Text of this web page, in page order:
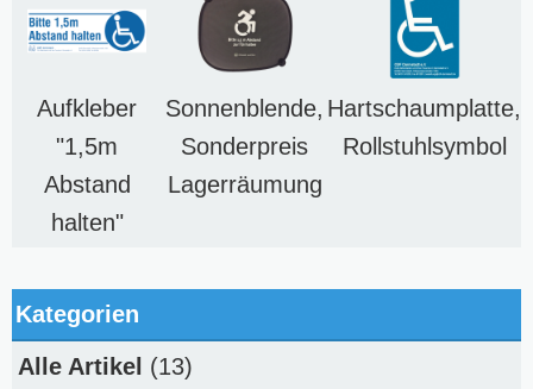
Aufkleber
"1,5m
Abstand
halten"
Sonnenblende,
Sonderpreis
Lagerräumung
Hartschaumplatte,
Rollstuhlsymbol
Kategorien
Alle Artikel (13)